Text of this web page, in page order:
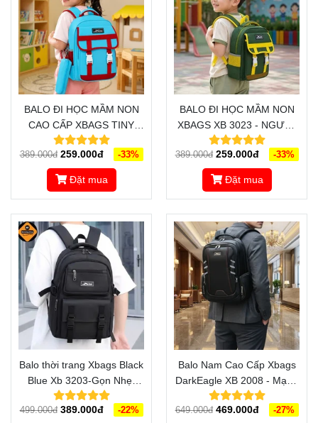
BALO ĐI HỌC MẦM NON
CAO CẤP XBAGS TINY
BLUE XB 3024 DÀNH CHO
CÁC BÉ MẦM NON
389.000đ 259.000đ -33%
Đặt mua
BALO ĐI HỌC MẦM NON
XBAGS XB 3023 - NGƯỜI
BẠN ĐỒNG HÀNH CÙNG
CÁC BÉ TRÊN MỌI
CHẶNG ĐƯỜNG
389.000đ 259.000đ -33%
Đặt mua
Balo thời trang Xbags Black
Blue Xb 3203-Gọn Nhẹ,
Đẹp Mắt
499.000đ 389.000đ -22%
Balo Nam Cao Cấp Xbags
DarkEagle XB 2008 - Mạnh
Mẽ, Bền Bỉ, Chuẩn Chu
Trong Từng Tính Năng
649.000đ 469.000đ -27%